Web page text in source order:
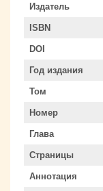
Издатель
ISBN
DOI
Год издания
Том
Номер
Глава
Страницы
Аннотация